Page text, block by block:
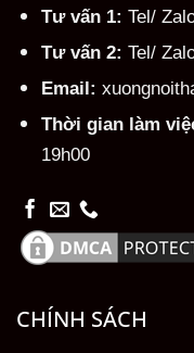
Tư vấn 1: Tel/
Tư vấn 2: Tel/
Email:
Thời gian làm
19h00
CHÍNH SÁCH